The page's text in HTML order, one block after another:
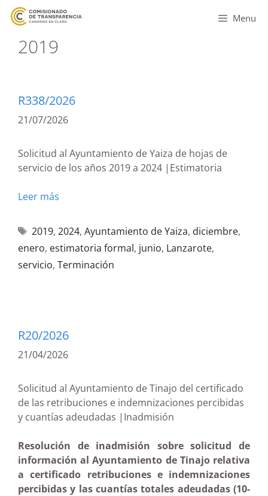
Menu
2019
R338/2026
21/07/2026
Solicitud al Ayuntamiento de Yaiza de hojas de
servicio de los años 2019 a 2024 |Estimatoria
Leer más
2019, 2024, Ayuntamiento de Yaiza, diciembre,
enero, estimatoria formal, junio, Lanzarote,
servicio, Terminación
R20/2026
21/04/2026
Solicitud al Ayuntamiento de Tinajo del certificado
de las retribuciones e indemnizaciones percibidas
y cuantías adeudadas |Inadmisión
Resolución de inadmisión sobre solicitud de
información al Ayuntamiento de Tinajo relativa
a certificado retribuciones e indemnizaciones
percibidas y las cuantías totales adeudadas (10-